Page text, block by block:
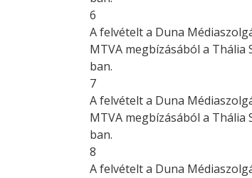
6
A felvételt a Duna
MTVA megbízásából a
ban.
7
A felvételt a Duna
MTVA megbízásából a
ban.
8
A felvételt a Duna